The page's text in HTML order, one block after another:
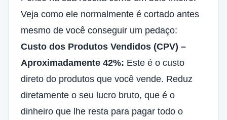
Veja como ele normalmente é cortado antes
mesmo de você conseguir um pedaço:
Custo dos Produtos Vendidos (CPV) –
Aproximadamente 42%: Este é o custo
direto do produtos que você vende. Reduz
diretamente o seu lucro bruto, que é o
dinheiro que lhe resta para pagar todo o